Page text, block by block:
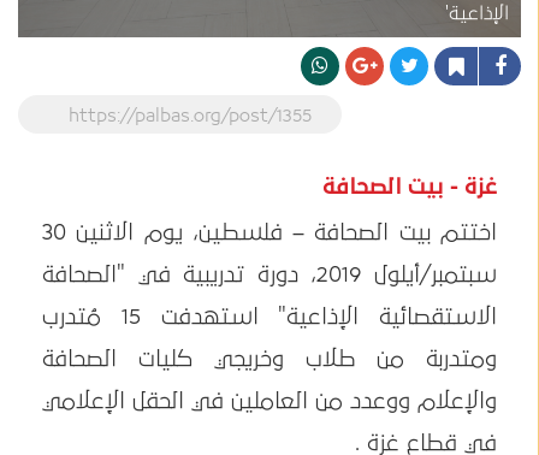
الإذاعية'
https://palbas.org/post/1355
غزة - بيت الصحافة
اختتم بيت الصحافة – فلسطين، يوم الاثنين 30
سبتمبر/أيلول 2019، دورة تدريبية في "الصحافة
الاستقصائية الإذاعية" استهدفت 15 مُتدرب
ومتدربة من طلاب وخريجي كليات الصحافة
والإعلام ووعدد من العاملين في الحقل الإعلامي
في قطاع غزة .